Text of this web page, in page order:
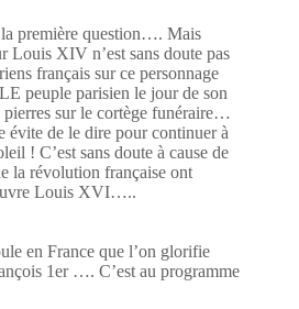
première question…. Mais
Louis XIV n’est sans doute pas
français sur ce personnage
peuple parisien le jour de son
pierres sur le cortège funéraire…
évite de le dire pour continuer à
! C’est sans doute à cause de
la révolution française ont
Louis XVI…..
en France que l’on glorifie
1er …. C’est au programme